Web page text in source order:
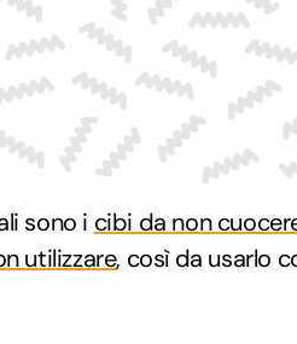
sono i cibi da non
utilizzare, così da usarlo